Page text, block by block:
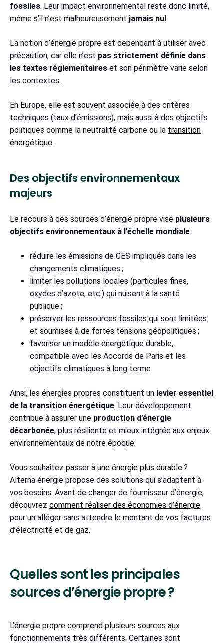
fossiles. Leur impact environnemental reste donc limité,
même s’il n’est malheureusement jamais nul.
La notion d’énergie propre est cependant à utiliser avec
précaution, car elle n’est pas strictement définie dans
les textes réglementaires et son périmètre varie selon
les contextes.
En Europe, elle est souvent associée à des critères
techniques (taux d’émissions), mais aussi à des objectifs
politiques comme la neutralité carbone ou la transition
énergétique.
Des objectifs environnementaux
majeurs
Le recours à des sources d’énergie propre vise plusieurs
objectifs environnementaux à l’échelle mondiale:
réduire les émissions de GES impliqués dans les
changements climatiques ;
limiter les pollutions locales (particules fines,
oxydes d’azote, etc.) qui nuisent à la santé
publique ;
préserver les ressources fossiles qui sont limitées
et soumises à de fortes tensions géopolitiques ;
favoriser un modèle énergétique durable,
compatible avec les Accords de Paris et les
objectifs climatiques à long terme.
Ainsi, les énergies propres constituent un levier essentiel
de la transition énergétique. Leur développement
contribue à assurer une production d’énergie
décarbonée, plus résiliente et mieux intégrée aux enjeux
environnementaux de notre époque.
Vous souhaitez passer à une énergie plus durable?
Alterna énergie propose des solutions qui s’adaptent à
vos besoins. Avant de changer de fournisseur d’énergie,
découvrez comment réaliser des économies d’énergie
pour un alléger sans attendre le montant de vos factures
d’électricité et de gaz.
Quelles sont les principales
sources d’énergie propre ?
L’énergie propre comprend plusieurs sources aux
fonctionnements très différents. Certaines sont